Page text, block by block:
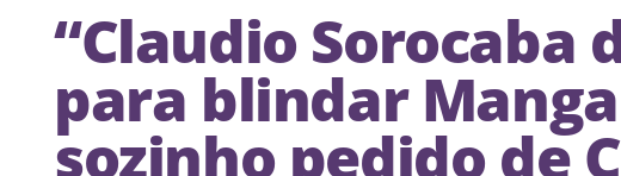
“Claudio Sorocaba
para blindar
sozinho pedido de